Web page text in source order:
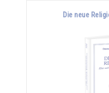
Die neue